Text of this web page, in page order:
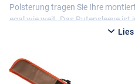
Polsterung tragen Sie Ihre
egal wie weit. Das Rutensleeve ist
erhältlich und bietet optimalen